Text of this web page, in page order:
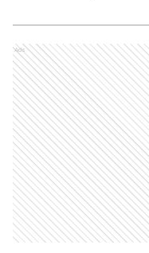
Ads